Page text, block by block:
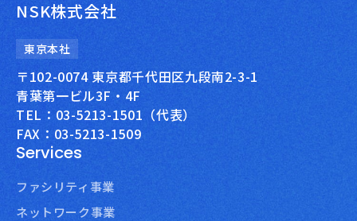
NSK株式会社
東京本社
〒102-0074 東京都千代田区九段南2-3-1
青葉第一ビル3F・4F
TEL：03-5213-1501（代表）
FAX：03-5213-1509
Services
ファシリティ事業
ネットワーク事業